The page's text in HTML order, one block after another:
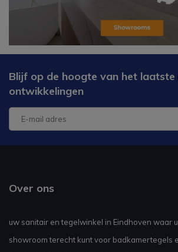
Blijf op de hoogte van het laatste
ontwikkelingen
Over ons
uw sanitair en tegelwinkel in Eindhoven waar
showroom terecht kunt voor badkamertegels